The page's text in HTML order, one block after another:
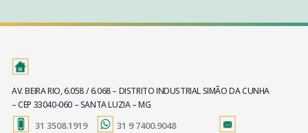
AV. BEIRA RIO, 6.058 / 6.068 – DISTRITO INDUSTRIAL SIMÃO DA CUNHA
– CEP 33040-060 – SANTA LUZIA – MG
31 3508.1919 31 9 7400.9048